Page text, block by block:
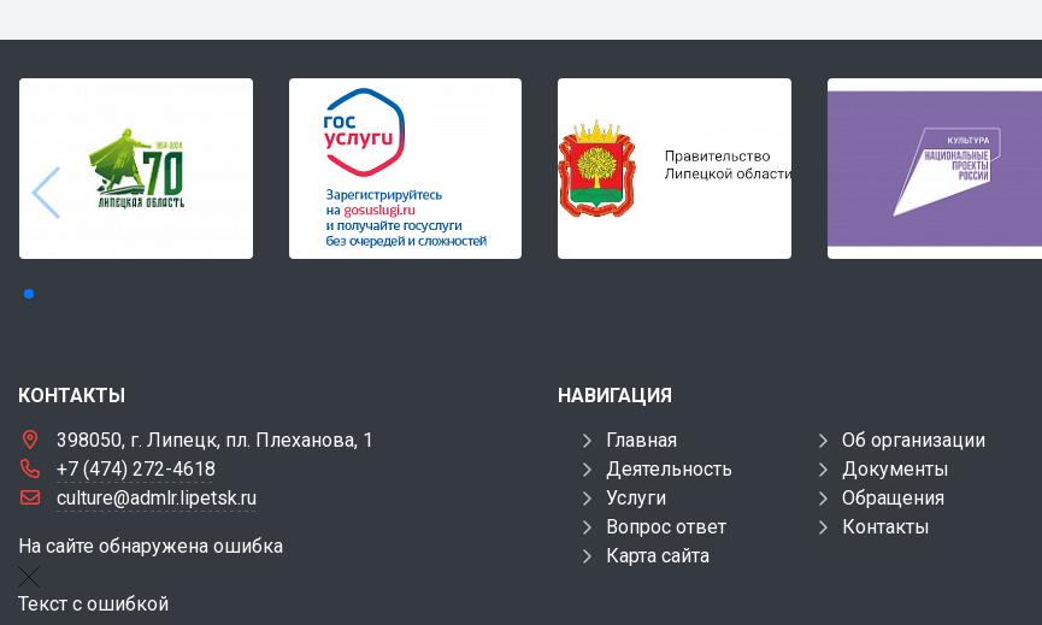
КОНТАКТЫ
398050, г. Липецк, пл. Плеханова, 1
+7 (474) 272-4618
culture@admlr.lipetsk.ru
На сайте обнаружена ошибка
Текст с ошибкой
НАВИГАЦИЯ
Главная
Об организации
Деятельность
Документы
Услуги
Обращения
Вопрос ответ
Контакты
Карта сайта